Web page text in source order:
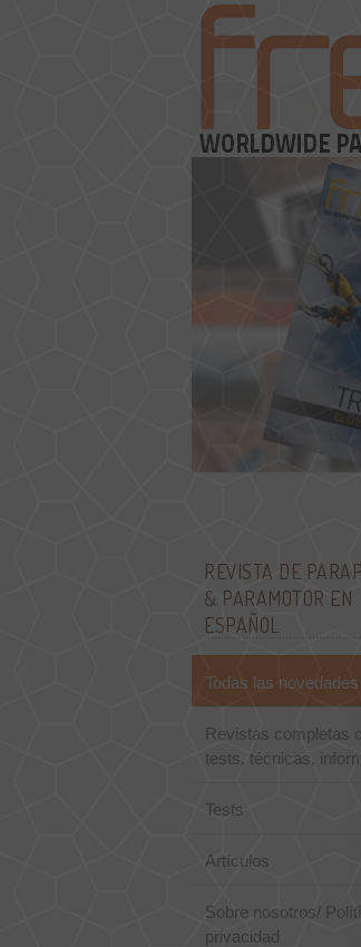
REVISTA DE
& PARAMOTOR EN
ESPAÑOL
Todas las novedades
Revistas completas
tests, técnicas,
Tests
Artículos
Sobre nosotros/
privacidad